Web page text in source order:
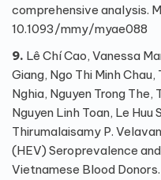
comprehensive analysis.
10.1093/mmy/myae088
9. Lê Chí Cao, Vanessa
Giang, Ngo Thi Minh Chau,
Nghia, Nguyen Trong The,
Nguyen Linh Toan, Le
Thirumalaisamy P.
(HEV) Seroprevalence
Vietnamese Blood Donors.